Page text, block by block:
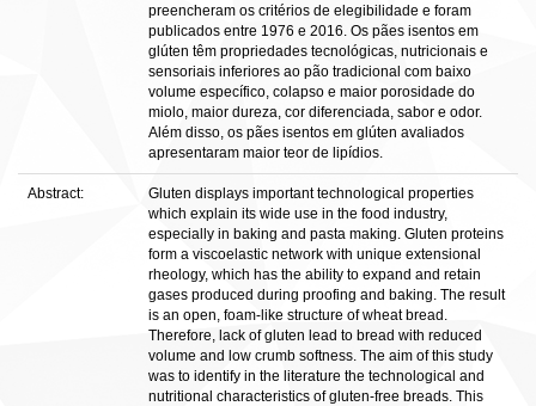
preencheram os critérios de elegibilidade e foram
publicados entre 1976 e 2016. Os pães isentos em
glúten têm propriedades tecnológicas, nutricionais e
sensoriais inferiores ao pão tradicional com baixo
volume específico, colapso e maior porosidade do
miolo, maior dureza, cor diferenciada, sabor e odor.
Além disso, os pães isentos em glúten avaliados
apresentaram maior teor de lipídios.
Abstract:
Gluten displays important technological properties
which explain its wide use in the food industry,
especially in baking and pasta making. Gluten proteins
form a viscoelastic network with unique extensional
rheology, which has the ability to expand and retain
gases produced during proofing and baking. The result
is an open, foam-like structure of wheat bread.
Therefore, lack of gluten lead to bread with reduced
volume and low crumb softness. The aim of this study
was to identify in the literature the technological and
nutritional characteristics of gluten-free breads. This